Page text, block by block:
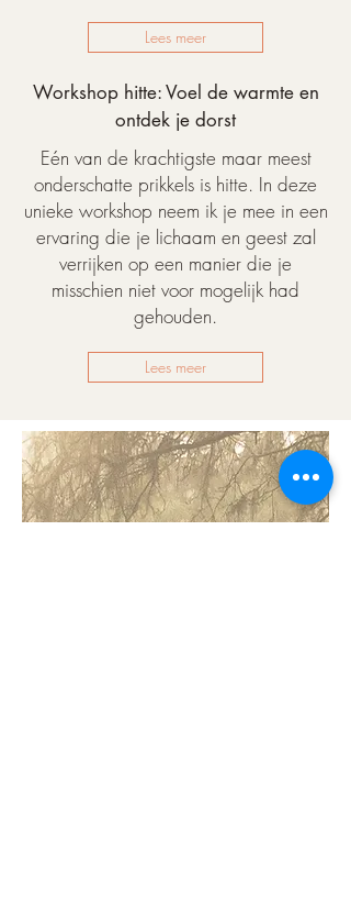
Lees meer
Workshop hitte: Voel de warmte en
ontdek je dorst
Eén van de krachtigste maar meest
onderschatte prikkels is hitte. In deze
unieke workshop neem ik je mee in een
ervaring die je lichaam en geest zal
verrijken op een manier die je
misschien niet voor mogelijk had
gehouden.
Lees meer